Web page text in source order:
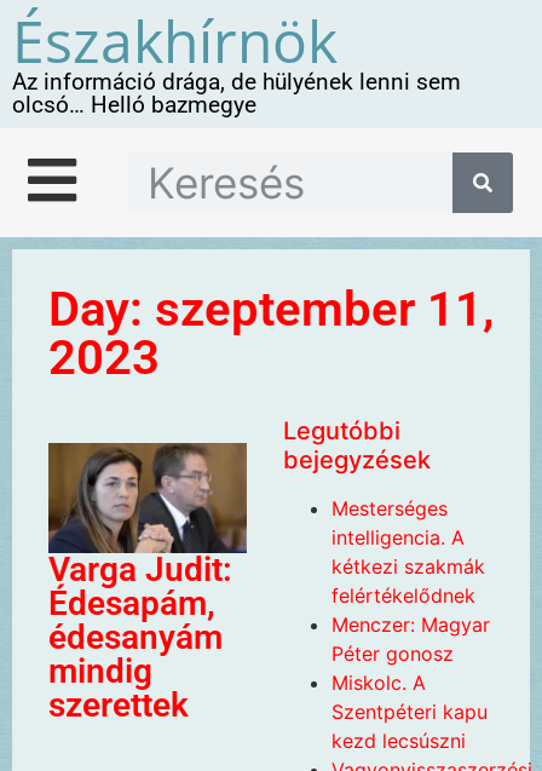
Északhírnök
Az információ drága, de hülyének lenni sem
olcsó… Helló bazmegye
Day: szeptember 11,
2023
Varga Judit:
Édesapám,
édesanyám
mindig
szerettek
Legutóbbi
bejegyzések
Mesterséges
intelligencia. A
kétkezi szakmák
felértékelődnek
Menczer: Magyar
Péter gonosz
Miskolc. A
Szentpéteri kapu
kezd lecsúszni